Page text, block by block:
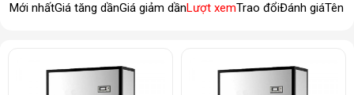
Mới nhấtGiá tăng dầnGiá giảm dầnLượt xemTrao đổiĐánh giáTên